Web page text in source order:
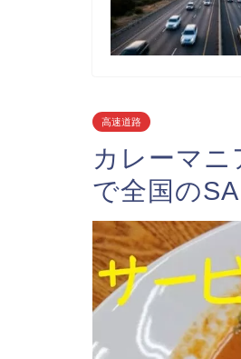
高速道路
カレーマニ
で全国の